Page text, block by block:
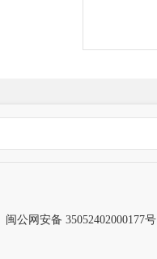
闽公网安备 35052402000177号